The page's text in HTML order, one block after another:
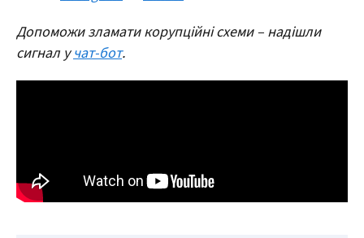
Допоможи зламати корупційні схеми – надішли
сигнал учат-бот.